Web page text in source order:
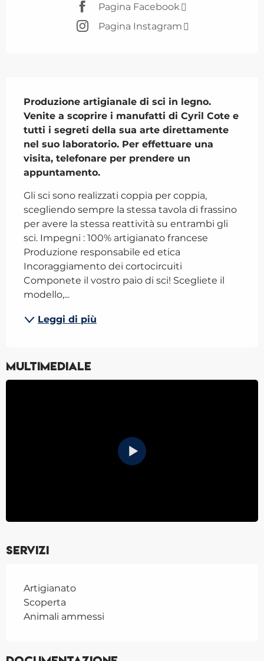
Pagina Facebook
Pagina Instagram
Produzione artigianale di sci in legno.
Venite a scoprire i manufatti di Cyril Cote e
tutti i segreti della sua arte direttamente
nel suo laboratorio. Per effettuare una
visita, telefonare per prendere un
appuntamento.
Gli sci sono realizzati coppia per coppia,
scegliendo sempre la stessa tavola di frassino
per avere la stessa reattività su entrambi gli
sci. Impegni : 100% artigianato francese
Produzione responsabile ed etica
Incoraggiamento dei cortocircuiti
Componete il vostro paio di sci! Scegliete il
modello,...
Leggi di più
Multimediale
Servizi
Artigianato
Scoperta
Animali ammessi